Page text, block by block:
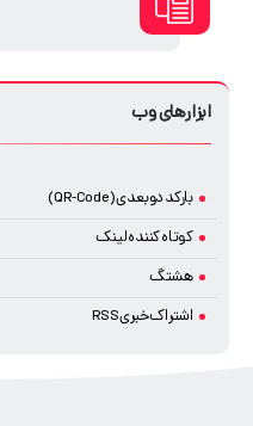
ابزارهای وب
بارکد دوبعدی (QR-Code)
کوتاه کننده لینک
هشتگ
اشتراک خبری RSS